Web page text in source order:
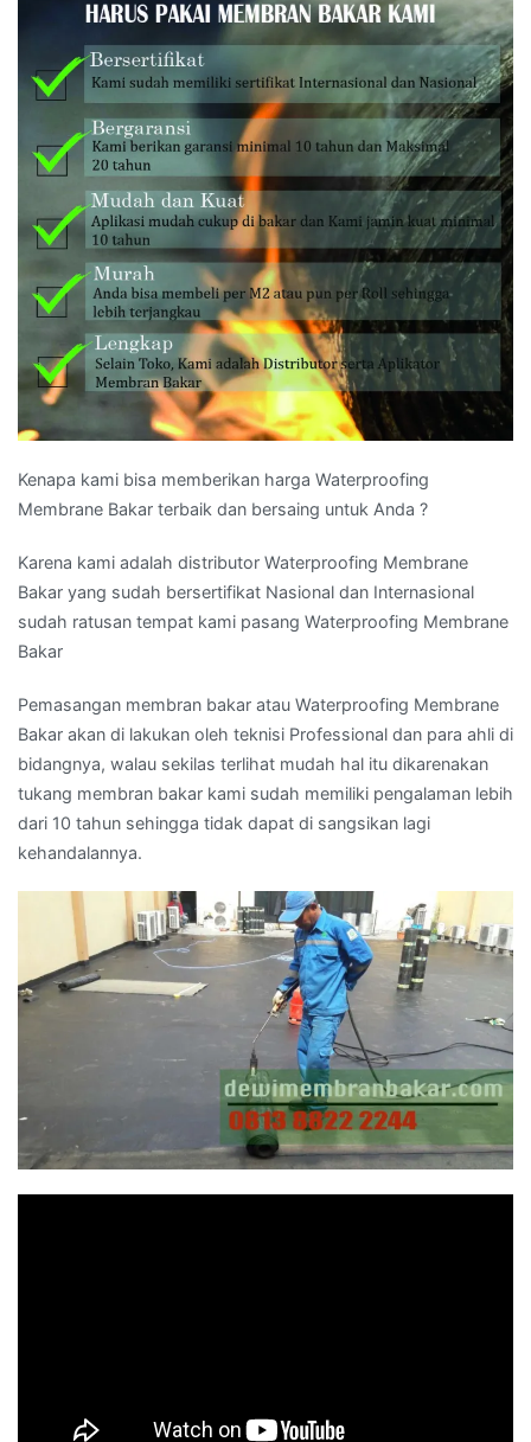
Kenapa kami bisa memberikan harga Waterproofing
Membrane Bakar terbaik dan bersaing untuk Anda ?
Karena kami adalah distributor Waterproofing Membrane
Bakar yang sudah bersertifikat Nasional dan Internasional
sudah ratusan tempat kami pasang Waterproofing Membrane
Bakar
Pemasangan membran bakar atau Waterproofing Membrane
Bakar akan di lakukan oleh teknisi Professional dan para ahli di
bidangnya, walau sekilas terlihat mudah hal itu dikarenakan
tukang membran bakar kami sudah memiliki pengalaman lebih
dari 10 tahun sehingga tidak dapat di sangsikan lagi
kehandalannya.